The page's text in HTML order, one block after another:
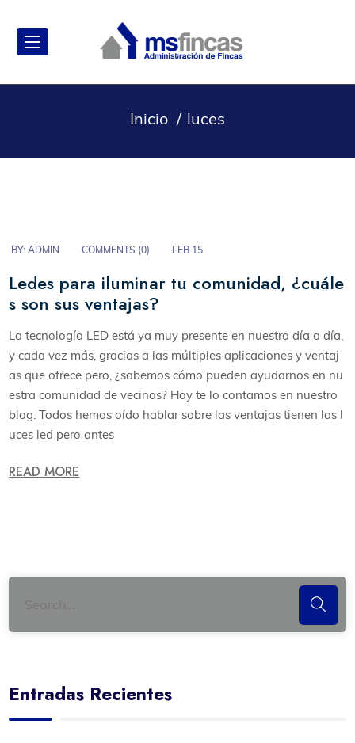
Inicio luces
BY:ADMIN COMMENTS (0) FEB 15
Ledes para iluminar tu comunidad, ¿cuále
s son sus ventajas?
La tecnología LED está ya muy presente en nuestro día a día,
y cada vez más, gracias a las múltiples aplicaciones y ventaj
as que ofrece pero, ¿sabemos cómo pueden ayudarnos en nu
estra comunidad de vecinos? Hoy te lo contamos en nuestro
blog. Todos hemos oído hablar sobre las ventajas tienen las l
uces led pero antes
READ MORE
Entradas Recientes